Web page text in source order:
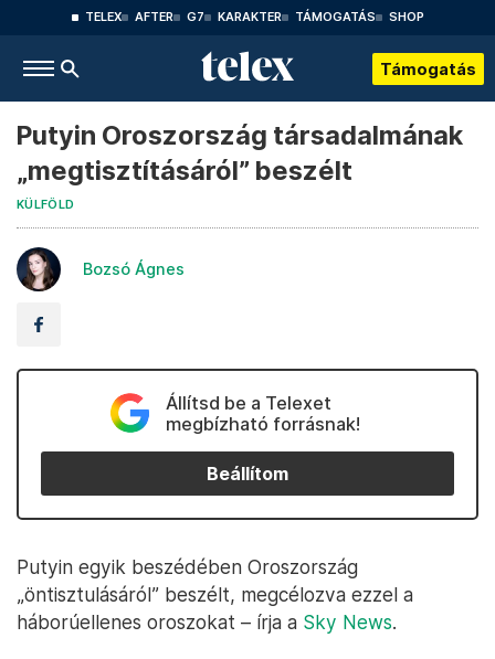
TELEX AFTER G7 KARAKTER TÁMOGATÁS SHOP
Támogatás
Putyin Oroszország társadalmának
„megtisztításáról” beszélt
KÜLFÖLD
Bozsó Ágnes
Állítsd be a Telexet
megbízható forrásnak!
Beállítom
Putyin egyik beszédében Oroszország
„öntisztulásáról” beszélt, megcélozva ezzel a
háborúellenes oroszokat – írja a Sky News.